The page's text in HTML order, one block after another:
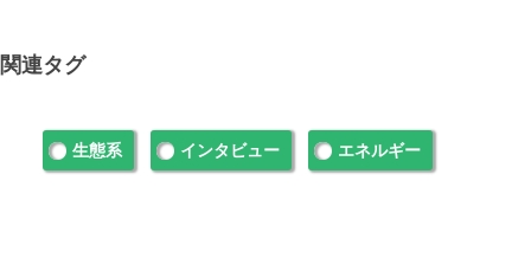
関連タグ
生態系 インタビュー エネルギー